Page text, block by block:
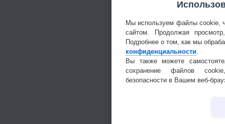
Мы используем файлы cookie,
сайтом. Продолжая
Подробнее о том, как мы
конфиденциальности
Вы также можете
сохранение файлов
безопасности в Вашем веб-